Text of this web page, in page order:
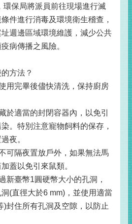
環保局將派員前往現場進行滅
件進行消毒及環境衛生稽查，
週邊區域環境維護，減少公共
病傳播之風險。
方法？
用完畢後儘快清洗，保持廚房
於適當的封閉容器內，以免引
。特別注意寵物飼料的保存，
夜。
可隔夜置放戶外，如果無法馬
蓋以免引來鼠類。
新臺幣1圓硬幣大小的孔洞，
(直徑大於6 mm)，並使用適當
)封住所有孔洞及空隙，以防止